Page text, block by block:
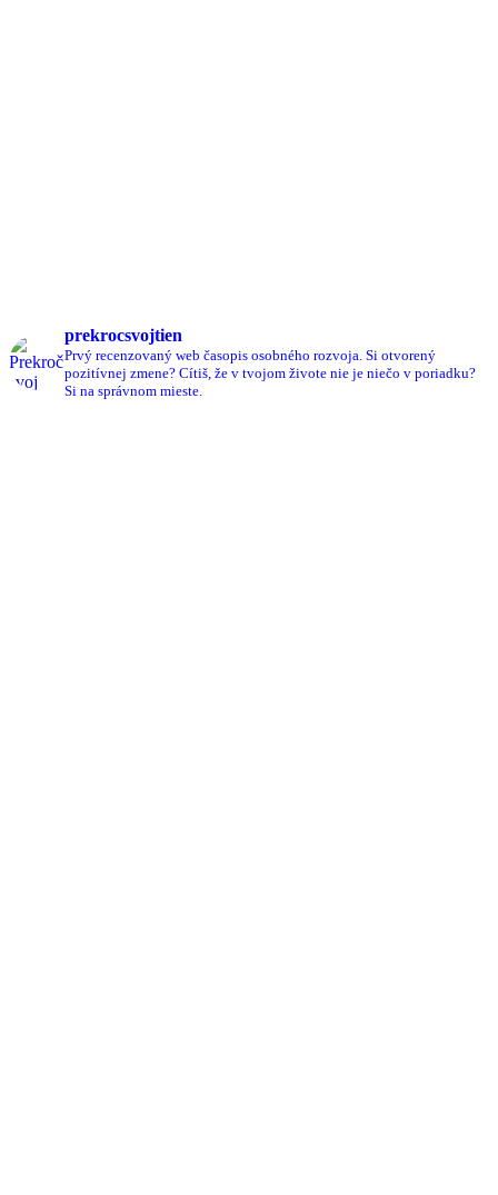
prekrocsvojtien
Prvý recenzovaný web časopis osobného rozvoja. Si otvorený
pozitívnej zmene? Cítiš, že v tvojom živote nie je niečo v poriadku?
Si na správnom mieste.